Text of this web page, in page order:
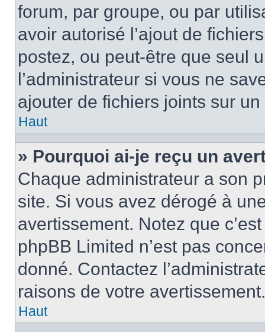
forum, par groupe, ou par
avoir autorisé l’ajout de
postez, ou peut-être que seul
l’administrateur si vous ne
ajouter de fichiers joints sur un
Haut
» Pourquoi ai-je reçu un
Chaque administrateur a son
site. Si vous avez dérogé à
avertissement. Notez que
phpBB Limited n’est pas
donné. Contactez
raisons de votre avertissement.
Haut